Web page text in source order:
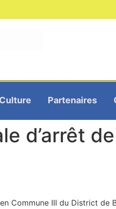
Culture Partenaires
d’arrêt de
Commune III du District de